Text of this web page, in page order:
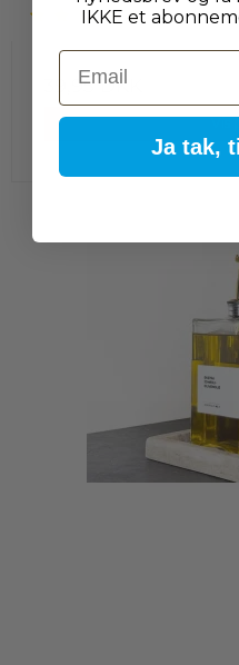
39,95 DKK
IKKE et
Email
Ja tak,